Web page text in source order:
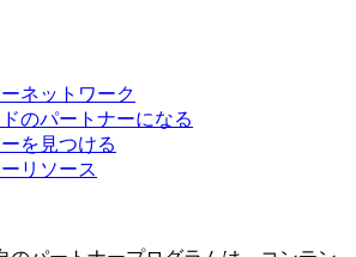
ネットワーク
のパートナーになる
を見つける
リソース